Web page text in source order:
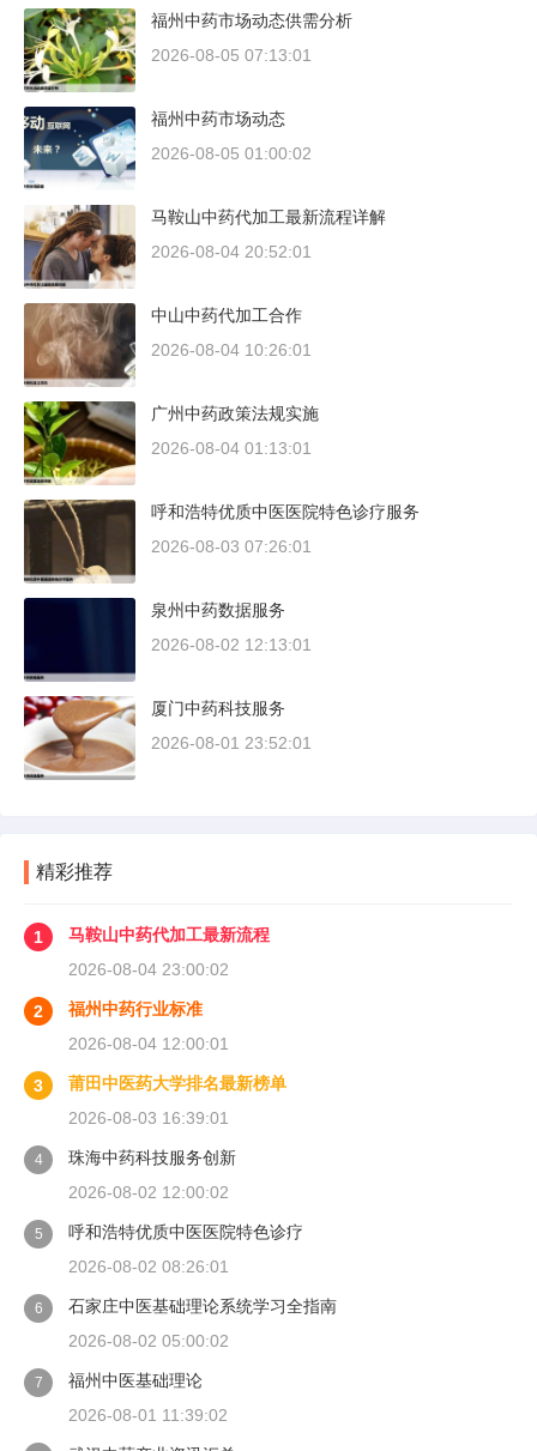
福州中药市场动态供需分析
2026-08-05 07:13:01
福州中药市场动态
2026-08-05 01:00:02
马鞍山中药代加工最新流程详解
2026-08-04 20:52:01
中山中药代加工合作
2026-08-04 10:26:01
广州中药政策法规实施
2026-08-04 01:13:01
呼和浩特优质中医医院特色诊疗服务
2026-08-03 07:26:01
泉州中药数据服务
2026-08-02 12:13:01
厦门中药科技服务
2026-08-01 23:52:01
精彩推荐
1
马鞍山中药代加工最新流程
2026-08-04 23:00:02
2
福州中药行业标准
2026-08-04 12:00:01
3
莆田中医药大学排名最新榜单
2026-08-03 16:39:01
4
珠海中药科技服务创新
2026-08-02 12:00:02
5
呼和浩特优质中医医院特色诊疗
2026-08-02 08:26:01
6
石家庄中医基础理论系统学习全指南
2026-08-02 05:00:02
7
福州中医基础理论
2026-08-01 11:39:02